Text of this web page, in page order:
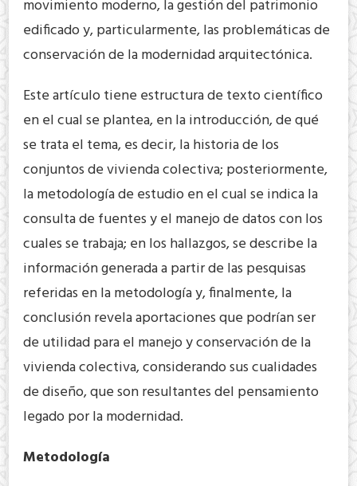
movimiento moderno, la gestión del patrimonio
edificado y, particularmente, las problemáticas de
conservación de la modernidad arquitectónica.
Este artículo tiene estructura de texto científico
en el cual se plantea, en la introducción, de qué
se trata el tema, es decir, la historia de los
conjuntos de vivienda colectiva; posteriormente,
la metodología de estudio en el cual se indica la
consulta de fuentes y el manejo de datos con los
cuales se trabaja; en los hallazgos, se describe la
información generada a partir de las pesquisas
referidas en la metodología y, finalmente, la
conclusión revela aportaciones que podrían ser
de utilidad para el manejo y conservación de la
vivienda colectiva, considerando sus cualidades
de diseño, que son resultantes del pensamiento
legado por la modernidad.
Metodología